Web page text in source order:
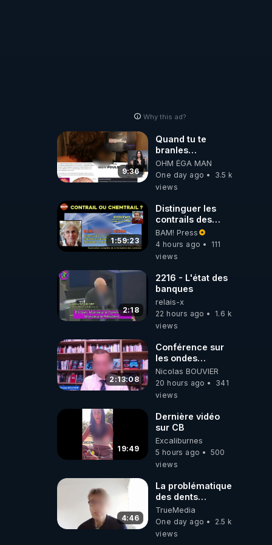
Why this ad?
9:36
Quand tu te
branles
bonhomme tu
émets des ondes
ils ont juste omis
OHM ÉGA MAN
One day ago
3.5 k
views
1:59:23
Distinguer les
contrails des
chemtrails par
Bernadette Bihin
BAM! Press
4 hours ago
111
views
2:18
2216 - L'état des
banques
relais-x
22 hours ago
1.6 k
views
2:13:08
Conférence sur
les ondes
électromagnétiques
par Grégoire
Caustru et Bart de
Nicolas BOUVIER
20 hours ago
341
views
19:49
Dernière vidéo
sur CB
Excaliburnes
5 hours ago
500
views
4:46
La problématique
des dents
dévitalisées et
des implants
TrueMedia
One day ago
2.5 k
views